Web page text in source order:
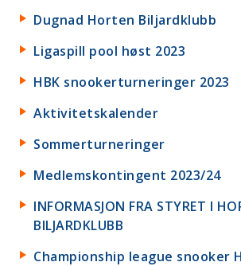
Dugnad Horten Biljardklubb
Ligaspill pool høst 2023
HBK snookerturneringer 2023
Aktivitetskalender
Sommerturneringer
Medlemskontingent 2023/24
INFORMASJON FRA STYRET I
BILJARDKLUBB
Championship league snooker